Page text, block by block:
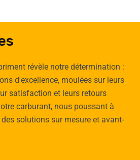
révèle notre détermination :
d'excellence, moulées sur leurs
satisfaction et leurs retours
carburant, nous poussant à
solutions sur mesure et avant-